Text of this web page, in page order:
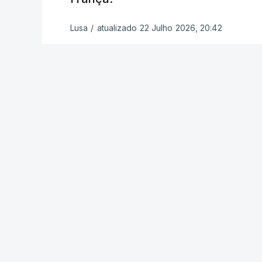
Lusa / atualizado 22 Julho 2026, 20:42